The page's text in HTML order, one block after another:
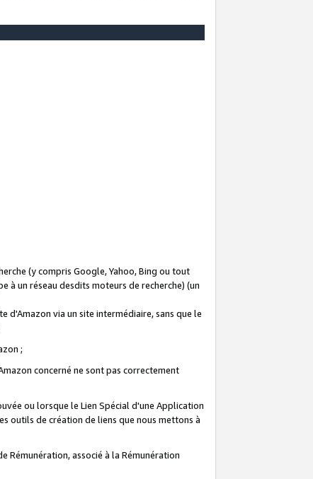
(y compris Google, Yahoo, Bing ou tout
à un réseau desdits moteurs de recherche) (un
d'Amazon via un site intermédiaire, sans que le
;
concerné ne sont pas correctement
ou lorsque le Lien Spécial d'une Application
outils de création de liens que nous mettons à
Rémunération, associé à la Rémunération